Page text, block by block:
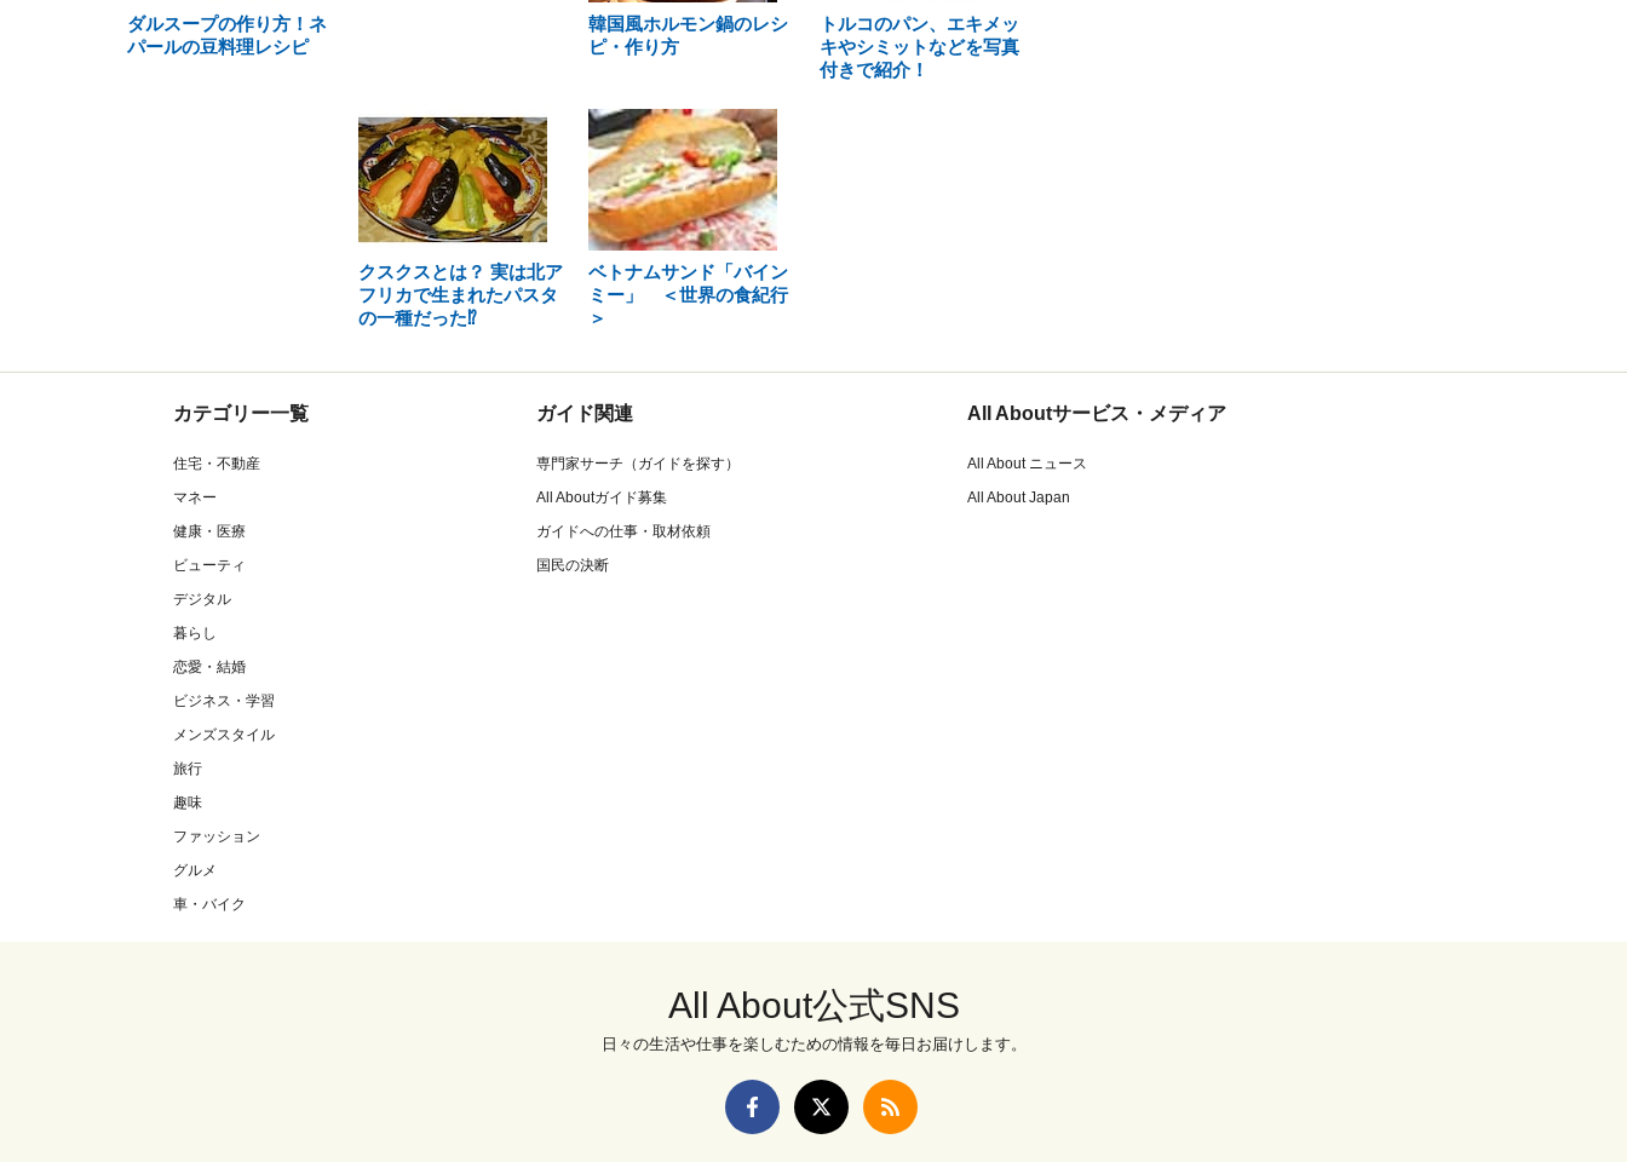
ダルスープの作り方！ネ
パールの豆料理レシピ
韓国風ホルモン鍋のレシ
ピ・作り方
トルコのパン、エキメッ
キやシミットなどを写真
付きで紹介！
クスクスとは？ 実は北ア
フリカで生まれたパスタ
の一種だった⁉
ベトナムサンド「バイン
ミー」 ＜世界の食紀行
＞
カテゴリー一覧
住宅・不動産
マネー
健康・医療
ビューティ
デジタル
暮らし
恋愛・結婚
ビジネス・学習
メンズスタイル
旅行
趣味
ファッション
グルメ
車・バイク
ガイド関連
専門家サーチ（ガイドを探す）
All Aboutガイド募集
ガイドへの仕事・取材依頼
国民の決断
All Aboutサービス・メディア
All About ニュース
All About Japan
All About公式SNS
日々の生活や仕事を楽しむための情報を毎日お届けします。